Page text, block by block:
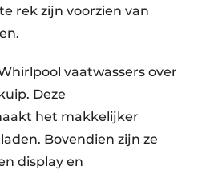
rek zijn voorzien van
vaatwassers over
Deze
het makkelijker
Bovendien zijn ze
display en